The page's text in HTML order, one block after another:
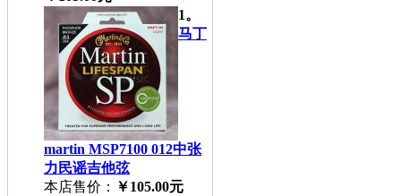
1。
马丁
martin MSP7100 012中张
力民谣吉他弦
本店售价： ￥105.00元